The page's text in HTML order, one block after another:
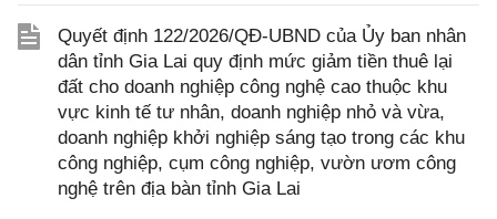
Quyết định 122/2026/QĐ-UBND của Ủy ban nhân
dân tỉnh Gia Lai quy định mức giảm tiền thuê lại
đất cho doanh nghiệp công nghệ cao thuộc khu
vực kinh tế tư nhân, doanh nghiệp nhỏ và vừa,
doanh nghiệp khởi nghiệp sáng tạo trong các khu
công nghiệp, cụm công nghiệp, vườn ươm công
nghệ trên địa bàn tỉnh Gia Lai